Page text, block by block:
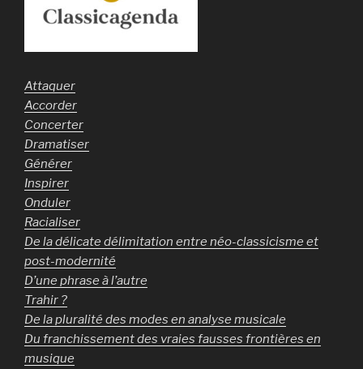
Attaquer
Accorder
Concerter
Dramatiser
Générer
Inspirer
Onduler
Racialiser
De la délicate délimitation entre néo-classicisme et
post-modernité
D’une phrase à l’autre
Trahir ?
De la pluralité des modes en analyse musicale
Du franchissement des vraies fausses frontières en
musique